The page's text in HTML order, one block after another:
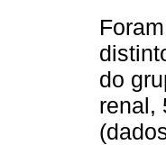
do
renal,